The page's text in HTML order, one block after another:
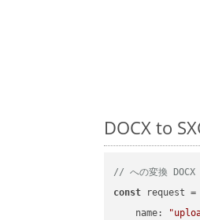
DOCX to
// への変換 DOCX
const request =
name: